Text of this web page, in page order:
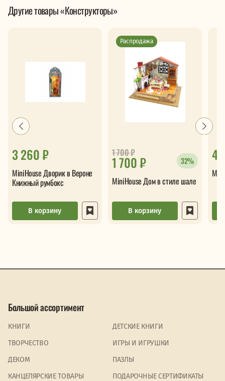
Другие товары «Конструкторы»
3 260 ₽
MiniHouse Дворик в Вероне
Книжный румбокс
В корзину
Распродажа
1 700 ₽
1 700₽
32%
MiniHouse Дом в стиле шале
В корзину
4
Большой ассортимент
КНИГИ
ДЕТСКИЕ КНИГИ
ТВОРЧЕСТВО
ИГРЫ И ИГРУШКИ
ДЕКОМ
ПАЗЛЫ
КАНЦЕЛЯРСКИЕ ТОВАРЫ
ПОДАРОЧНЫЕ СЕРТИФИКАТЫ